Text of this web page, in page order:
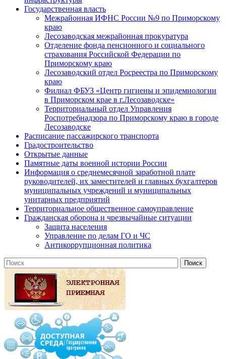
Государственная власть
Межрайонная ИФНС России №9 по Приморскому
краю
Лесозаводская межрайонная прокуратура
Отделение фонда пенсионного и социального
страхования Российской Федерации по
Приморскому краю
Лесозаводский отдел Росреестра по Приморскому
краю
Филиал ФБУЗ «Центр гигиены и эпидемиологии
в Приморском крае в г.Лесозаводске»
Территориальный отдел Управления
Роспотребнадзора по Приморскому краю в городе
Лесозаводске
Расписание пассажирского транспорта
Градостроительство
Открытые данные
Памятные даты военной истории России
Информация о среднемесячной заработной плате
руководителей, их заместителей и главных бухгалтеров
муниципальных учреждений и муниципальных
унитарных предприятий
Территориальное общественное самоуправление
Гражданская оборона и чрезвычайные ситуации
Защита населения
Управление по делам ГО и ЧС
Антикоррупционная политика